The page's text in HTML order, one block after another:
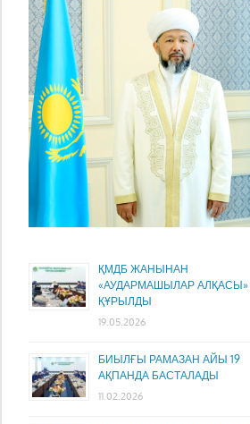
ҚМДБ ЖАНЫНАН
«АУДАРМАШЫЛАР АЛҚАСЫ»
ҚҰРЫЛДЫ
19.05.2026
БИЫЛҒЫ РАМАЗАН АЙЫ 19
АҚПАНДА БАСТАЛАДЫ
11.02.2026